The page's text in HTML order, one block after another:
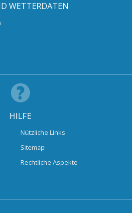
WETTERDATEN
HILFE
Nützliche Links
Sitemap
Rechtliche Aspekte